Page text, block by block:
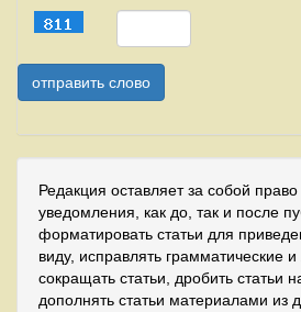
Редакция оставляет за собой
уведомления, как до, так и после
форматировать статьи для
виду, исправлять грамматические
сокращать статьи, дробить статьи
дополнять статьи материалами из